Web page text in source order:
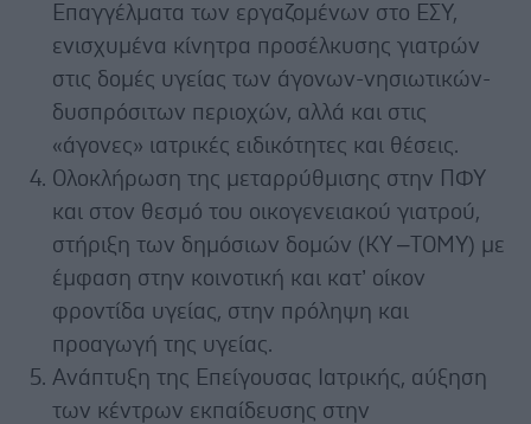
Επαγγέλματα των εργαζομένων στο ΕΣΥ,
ενισχυμένα κίνητρα προσέλκυσης γιατρών
στις δομές υγείας των άγονων-νησιωτικών-
δυσπρόσιτων περιοχών, αλλά και στις
«άγονες» ιατρικές ειδικότητες και θέσεις.
Ολοκλήρωση της μεταρρύθμισης στην ΠΦΥ
και στον θεσμό του οικογενειακού γιατρού,
στήριξη των δημόσιων δομών (ΚΥ –ΤΟΜΥ) με
έμφαση στην κοινοτική και κατ’ οίκον
φροντίδα υγείας, στην πρόληψη και
προαγωγή της υγείας.
Ανάπτυξη της Επείγουσας Ιατρικής, αύξηση
των κέντρων εκπαίδευσης στην